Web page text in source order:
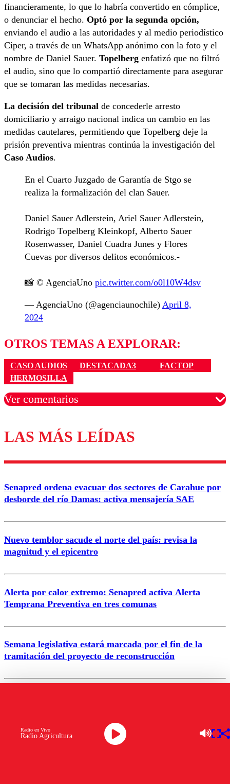
financieramente, lo que lo habría convertido en cómplice,
o denunciar el hecho. Optó por la segunda opción,
enviando el audio a las autoridades y al medio periodístico
Ciper, a través de un WhatsApp anónimo con la foto y el
nombre de Daniel Sauer. Topelberg enfatizó que no filtró
el audio, sino que lo compartió directamente para asegurar
que se tomaran las medidas necesarias.
La decisión del tribunal de concederle arresto
domiciliario y arraigo nacional indica un cambio en las
medidas cautelares, permitiendo que Topelberg deje la
prisión preventiva mientras continúa la investigación del
Caso Audios.
En el Cuarto Juzgado de Garantía de Stgo se
realiza la formalización del clan Sauer.
Daniel Sauer Adlerstein, Ariel Sauer Adlerstein,
Rodrigo Topelberg Kleinkopf, Alberto Sauer
Rosenwasser, Daniel Cuadra Junes y Flores
Cuevas por diversos delitos económicos.-
📸 © AgenciaUno pic.twitter.com/o0l10W4dsv
— AgenciaUno (@agenciaunochile) April 8,
2024
OTROS TEMAS A EXPLORAR:
CASO AUDIOS DESTACADA3
FACTOP
HERMOSILLA
Ver comentarios
Los comentarios son moderados para garantizar un
diálogo respetuoso.
Correo
LAS MÁS LEÍDAS
Senapred ordena evacuar dos sectores de Carahue por
desborde del río Damas: activa mensajería SAE
Nuevo temblor sacude el norte del país: revisa la
magnitud y el epicentro
Alerta por calor extremo: Senapred activa Alerta
Temprana Preventiva en tres comunas
Semana legislativa estará marcada por el fin de la
tramitación del proyecto de reconstrucción
NACIONAL
Radio Agricultura
Radio en Vivo